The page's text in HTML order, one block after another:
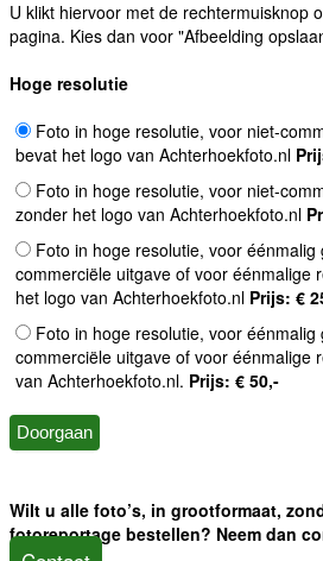
U klikt hiervoor met de rechtermuisknop
pagina. Kies dan voor "Afbeelding
Hoge resolutie
Foto in hoge resolutie, voor niet-
bevat het logo van Achterhoekfoto.nl
Foto in hoge resolutie, voor niet-
zonder het logo van Achterhoekfoto.nl
Foto in hoge resolutie, voor éénmalig
commerciële uitgave of voor éénmalige
het logo van Achterhoekfoto.nl Prijs: €
Foto in hoge resolutie, voor éénmalig
commerciële uitgave of voor éénmalige
van Achterhoekfoto.nl. Prijs: € 50,-
Wilt u alle foto’s, in grootformaat,
fotoreportage bestellen? Neem dan